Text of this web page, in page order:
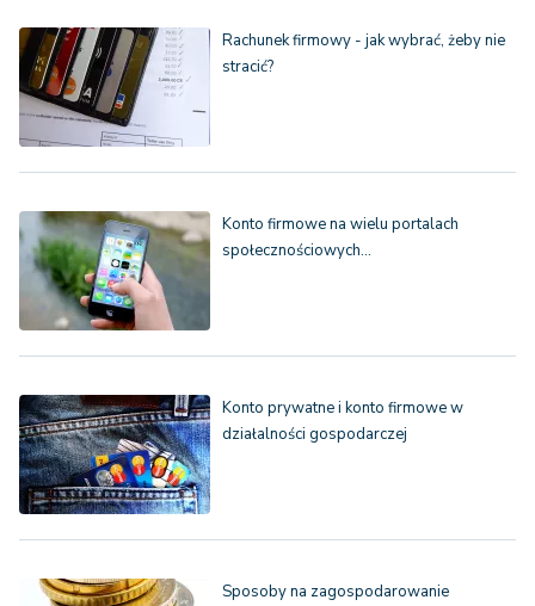
Rachunek firmowy - jak wybrać, żeby nie
stracić?
Konto firmowe na wielu portalach
społecznościowych…
Konto prywatne i konto firmowe w
działalności gospodarczej
Sposoby na zagospodarowanie